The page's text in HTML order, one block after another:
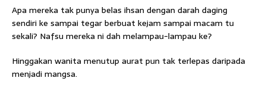
Apa mereka tak punya belas ihsan dengan darah daging
sendiri ke sampai tegar berbuat kejam sampai macam tu
sekali? Nafsu mereka ni dah melampau-lampau ke?
Hinggakan wanita menutup aurat pun tak terlepas daripada
menjadi mangsa.